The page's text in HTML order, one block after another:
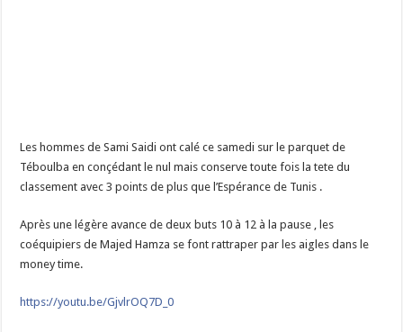
Les hommes de Sami Saidi ont calé ce samedi sur le parquet de
Téboulba en conçédant le nul mais conserve toute fois la tete du
classement avec 3 points de plus que l’Espérance de Tunis .
Après une légère avance de deux buts 10 à 12 à la pause , les
coéquipiers de Majed Hamza se font rattraper par les aigles dans le
money time.
https://youtu.be/GjvlrOQ7D_0